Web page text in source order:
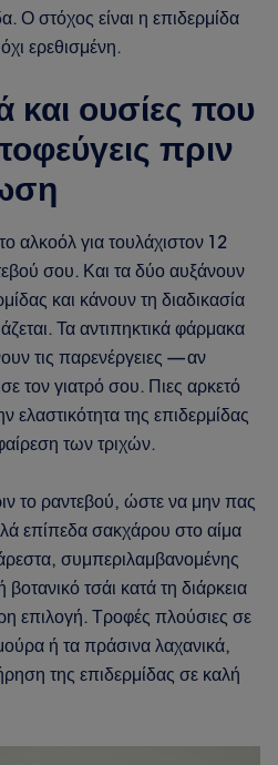
Ο στόχος είναι η επιδερμίδα
ερεθισμένη.
και ουσίες που
πριν
αλκοόλ για τουλάχιστον 12
σου. Και τα δύο αυξάνουν
και κάνουν τη διαδικασία
Τα αντιπηκτικά φάρμακα
τις παρενέργειες — αν
τον γιατρό σου. Πιες αρκετό
ελαστικότητα της επιδερμίδας
των τριχών.
το ραντεβού, ώστε να μην πας
επίπεδα σακχάρου στο αίμα
συμπεριλαμβανομένης
τσάι κατά τη διάρκεια
επιλογή. Τροφές πλούσιες σε
ή τα πράσινα λαχανικά,
της επιδερμίδας σε καλή